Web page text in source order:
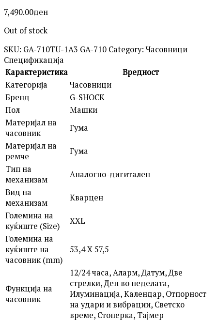
7,490.00ден
Out of stock
SKU: GA-710TU-1A3 GA-710 Category: Часовници
Спецификација
Карактеристика
Вредност
Категорија
Часовници
Бренд
G-SHOCK
Пол
Машки
Материјал на
часовник
Гума
Материјал на
ремче
Гума
Тип на
механизам
Аналогно-дигитален
Вид на
механизам
Кварцен
Големина на
куќиште (Size)
XXL
Големина на
куќиште на
часовник (mm)
53,4 X 57,5
Функција на
часовник
12/24 часа, Аларм, Датум, Две
стрелки, Ден во неделата,
Илуминација, Календар, Отпорност
на удари и вибрации, Светско
време, Стоперка, Тајмер